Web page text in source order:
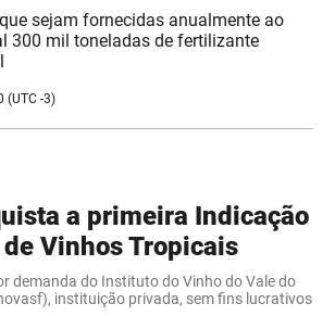
sejam fornecidas anualmente ao
300 mil toneladas de fertilizante
(UTC -3)
a primeira Indicação
Vinhos Tropicais
demanda do Instituto do Vinho do Vale do
instituição privada, sem fins lucrativos